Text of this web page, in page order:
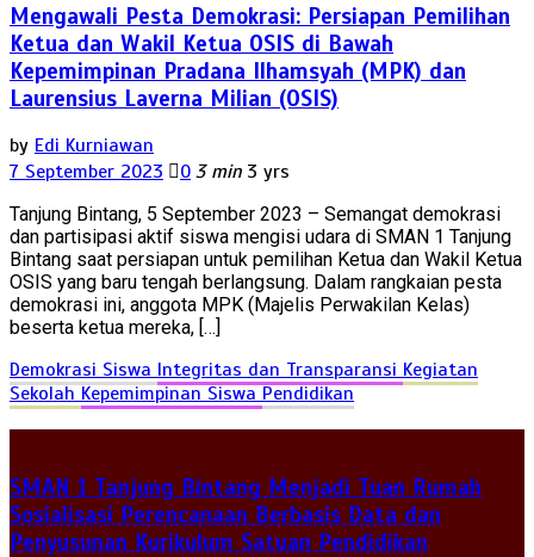
Mengawali Pesta Demokrasi: Persiapan Pemilihan
Ketua dan Wakil Ketua OSIS di Bawah
Kepemimpinan Pradana Ilhamsyah (MPK) dan
Laurensius Laverna Milian (OSIS)
by Edi Kurniawan
7 September 2023
0 3 min 3 yrs
Tanjung Bintang, 5 September 2023 – Semangat demokrasi
dan partisipasi aktif siswa mengisi udara di SMAN 1 Tanjung
Bintang saat persiapan untuk pemilihan Ketua dan Wakil Ketua
OSIS yang baru tengah berlangsung. Dalam rangkaian pesta
demokrasi ini, anggota MPK (Majelis Perwakilan Kelas)
beserta ketua mereka, […]
Demokrasi Siswa Integritas dan Transparansi Kegiatan
Sekolah Kepemimpinan Siswa Pendidikan
SMAN 1 Tanjung Bintang Menjadi Tuan Rumah
Sosialisasi Perencanaan Berbasis Data dan
Penyusunan Kurikulum Satuan Pendidikan